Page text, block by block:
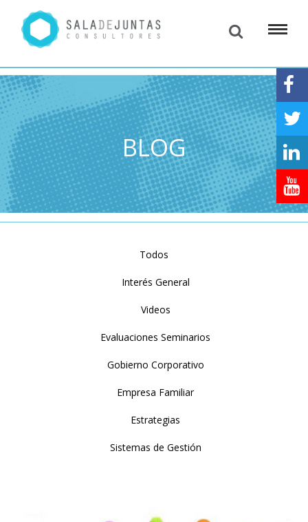
BLOG
Todos
Interés General
Videos
Evaluaciones Seminarios
Gobierno Corporativo
Empresa Familiar
Estrategias
Sistemas de Gestión